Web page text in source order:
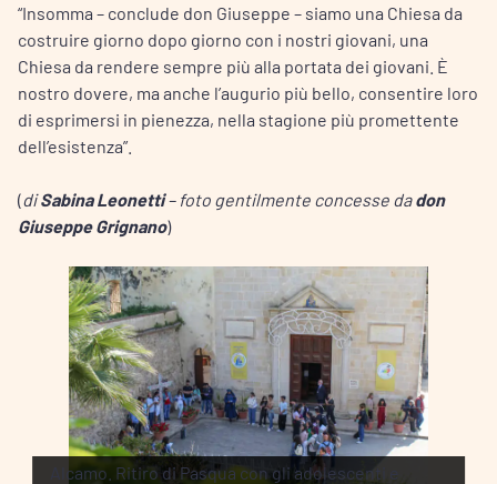
“Insomma – conclude don Giuseppe – siamo una Chiesa da
costruire giorno dopo giorno con i nostri giovani, una
Chiesa da rendere sempre più alla portata dei giovani. È
nostro dovere, ma anche l’augurio più bello, consentire loro
di esprimersi in pienezza, nella stagione più promettente
dell’esistenza”.
(diSabina Leonetti– foto gentilmente concesse dadon
Giuseppe Grignano)
Alcamo. Ritiro di Pasqua con gli adolescenti e